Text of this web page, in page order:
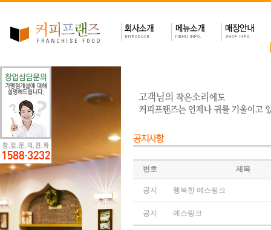
번호 제목
공지 행복한 예스링크
공지 예스링크